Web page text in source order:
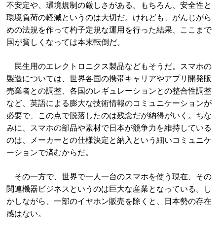
不安定や、環境規制の厳しさがある。もちろん、安全性と
環境負荷の軽減というのは大切だ。けれども、がんじがら
めの法規を作って杓子定規な運用を行った結果、ここまで
国が貧しくなっては本末転倒だ。
民生用のエレクトロニクス製品などもそうだ。スマホの
製造については、世界各国の携帯キャリアやアプリ開発販
売業者との調整、各国のレギュレーションとの整合性調整
など、英語による膨大な技術情報のコミュニケーションが
必要で、この点で脱落したのは残念だが納得がいく。ちな
みに、スマホの部品や素材で日本が競争力を維持している
のは、メーカーとの仕様決定と納入という細いコミュニケ
ーションで済むからだ。
その一方で、世界で一人一台のスマホを使う現在、その
関連機器ビジネスというのは巨大な産業となっている。し
かしながら、一部のイヤホン販売を除くと、日本勢の存在
感はない。